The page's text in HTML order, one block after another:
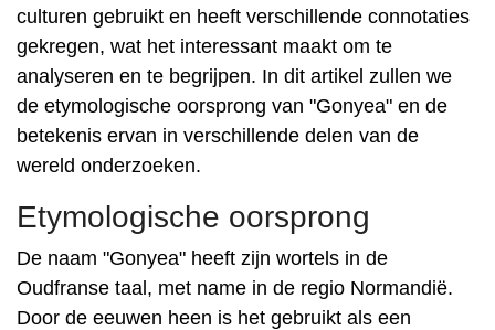
culturen gebruikt en heeft verschillende connotaties
gekregen, wat het interessant maakt om te
analyseren en te begrijpen. In dit artikel zullen we
de etymologische oorsprong van "Gonyea" en de
betekenis ervan in verschillende delen van de
wereld onderzoeken.
Etymologische oorsprong
De naam "Gonyea" heeft zijn wortels in de
Oudfranse taal, met name in de regio Normandië.
Door de eeuwen heen is het gebruikt als een